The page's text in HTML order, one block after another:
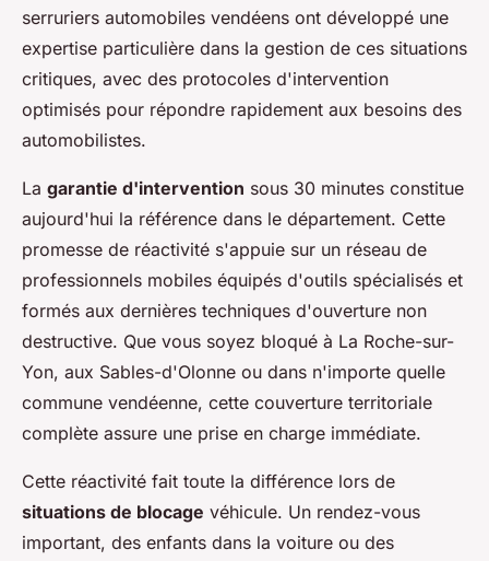
serruriers automobiles vendéens ont développé une
expertise particulière dans la gestion de ces situations
critiques, avec des protocoles d'intervention
optimisés pour répondre rapidement aux besoins des
automobilistes.
La garantie d'intervention sous 30 minutes constitue
aujourd'hui la référence dans le département. Cette
promesse de réactivité s'appuie sur un réseau de
professionnels mobiles équipés d'outils spécialisés et
formés aux dernières techniques d'ouverture non
destructive. Que vous soyez bloqué à La Roche-sur-
Yon, aux Sables-d'Olonne ou dans n'importe quelle
commune vendéenne, cette couverture territoriale
complète assure une prise en charge immédiate.
Cette réactivité fait toute la différence lors de
situations de blocage véhicule. Un rendez-vous
important, des enfants dans la voiture ou des